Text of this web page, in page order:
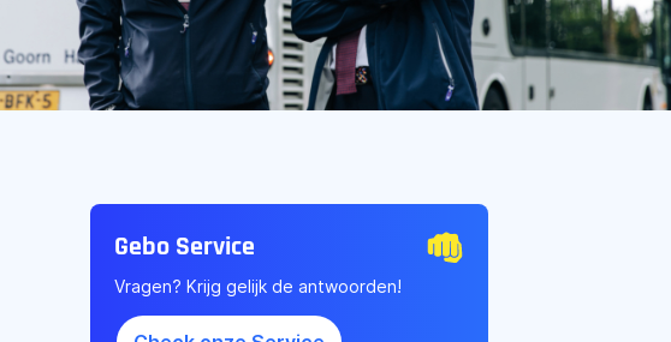
Gebo Service
Vragen? Krijg gelijk de antwoorden!